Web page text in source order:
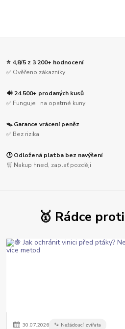
⭐ 4,8/5 z 3 200+ hodnocení
✅ Ověřeno zákazníky
🔊 24 500+ prodaných kusů
✅ Funguje i na opatrné kuny
🪤 Garance vrácení peněz
✅ Bez rizika
🕒 Odložená platba bez navýšení
🛒 Nakup hned, zaplať později
🥇 Rádce
30.07.2026 🐾 Nežádoucí zvířata